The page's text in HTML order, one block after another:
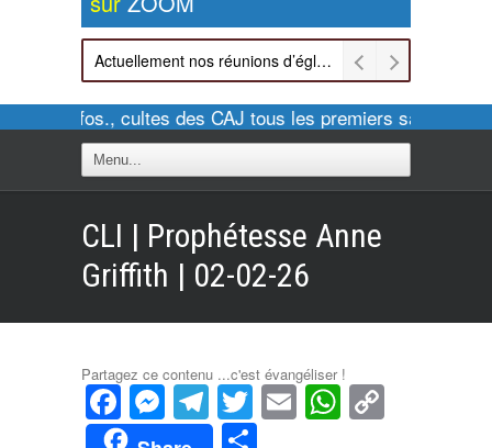
Actuellement nos réunions d’église sont retransmises sur ZOOM les dimanches à 11h et vendredis à 20h00
Pour infos., cultes des CAJ tous les premiers samedis
CLI | Prophétesse Anne
Griffith | 02-02-26
Partagez ce contenu ...c'est évangéliser !
Facebook
Messenger
Telegram
Twitter
Email